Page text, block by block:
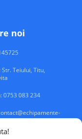
noi
: Str. Teiului, Titu,
: 0753 083 234